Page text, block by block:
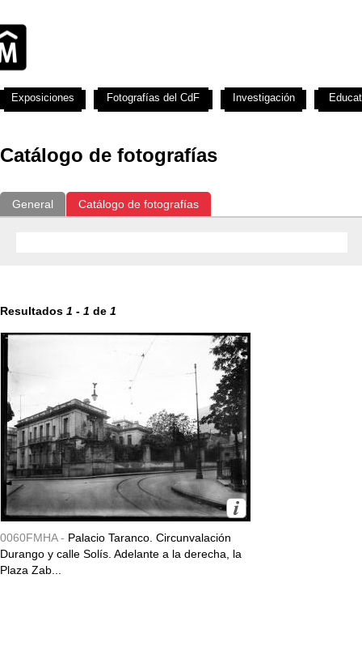
Catálogo de fotografías
General Catálogo de fotografías
Resultados 1 - 1 de 1
0060FMHA - Palacio Taranco. Circunvalación
Durango y calle Solís. Adelante a la derecha, la
Plaza Zab...
Exposiciones Fotografías del CdF Investigación